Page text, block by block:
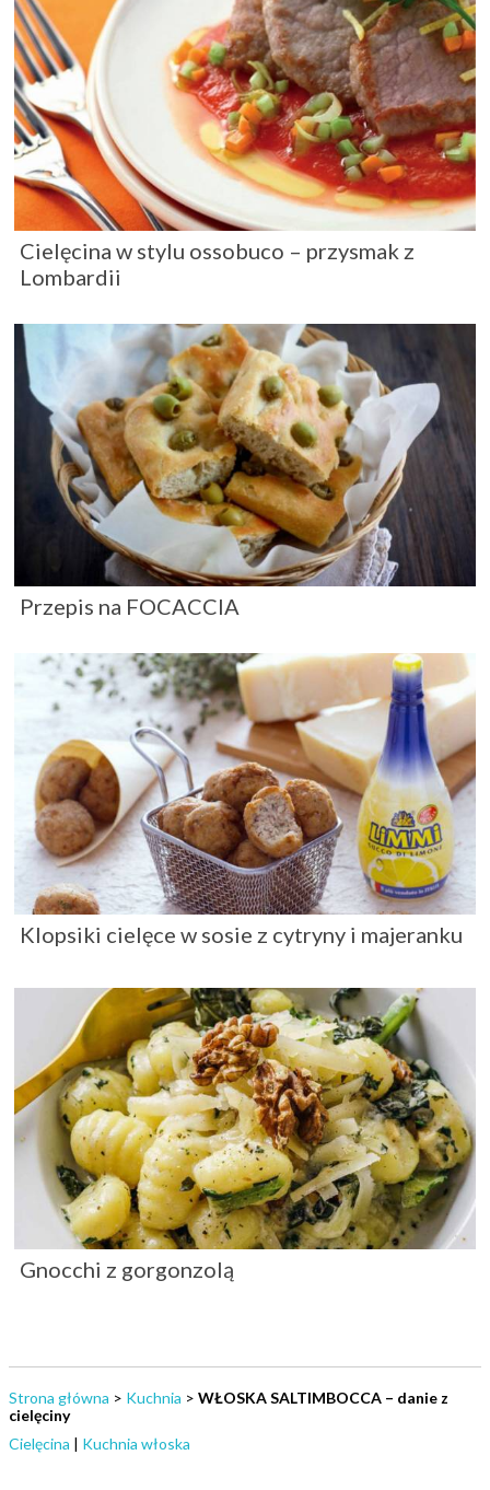
Cielęcina w stylu ossobuco – przysmak z
Lombardii
Przepis na FOCACCIA
Klopsiki cielęce w sosie z cytryny i majeranku
Gnocchi z gorgonzolą
Strona główna > Kuchnia > WŁOSKA SALTIMBOCCA – danie z
cielęciny
Cielęcina | Kuchnia włoska